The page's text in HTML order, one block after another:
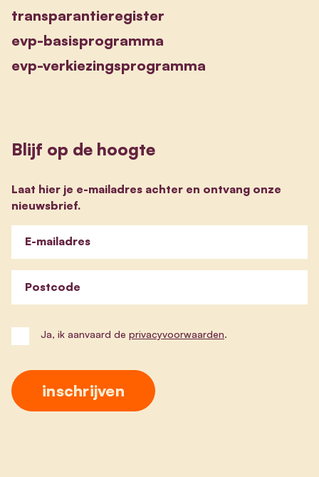
transparantieregister
evp-basisprogramma
evp-verkiezingsprogramma
Blijf op de hoogte
Laat hier je e-mailadres achter en ontvang onze
nieuwsbrief.
E-mailadres
Postcode
Ja, ik aanvaard de privacyvoorwaarden.